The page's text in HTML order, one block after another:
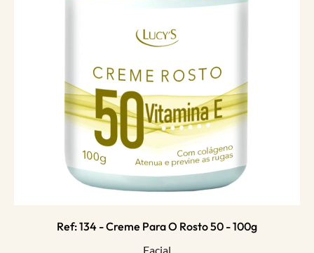
Ref: 134 - Creme Para O Rosto 50 - 100g
Facial